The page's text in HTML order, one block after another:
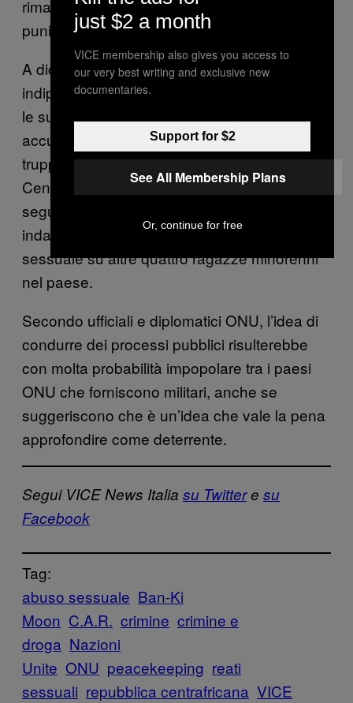
rimanere al corrente degli esiti e delle
punizioni.
A dicembre, un gruppo di revisione
indipendente ha accusato le Nazioni Unite e
le sue agenzie di aver gestito male molte
accuse di abusi sessuali su minori da parte di
truppe straniere nella Repubblica
Centrafricana tra il 2013 e il 2014. Il mese
seguente, l’ONU ha dichiarato che stava
indagando su alcune accuse di abuso
sessuale su altre quattro ragazze minorenni
nel paese.
Secondo ufficiali e diplomatici ONU, l’idea di
condurre dei processi pubblici risulterebbe
con molta probabilità impopolare tra i paesi
ONU che forniscono militari, anche se
suggeriscono che è un’idea che vale la pena
approfondire come deterrente.
Segui VICE News Italia su Twittere su
Facebook
Tag:
abuso sessuale Ban-Ki
Moon C.A.R. crimine crimine e
droga Nazioni
Unite ONU peacekeeping reati
sessuali repubblica centrafricana VICE
just $2 a month
VICE membership also gives you access to
our very best writing and exclusive new
documentaries.
Support for $2
See All Membership Plans
Or, continue for free